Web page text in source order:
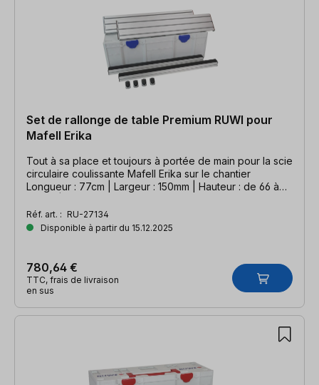
Set de rallonge de table Premium RUWI pour
Mafell Erika
Tout à sa place et toujours à portée de main pour la scie
circulaire coulissante Mafell Erika sur le chantier
Longueur : 77cm | Largeur : 150mm | Hauteur : de 66 à
Réf. art. : RU-27134
Disponible à partir du 15.12.2025
780,64 €
TTC, frais de livraison
en sus